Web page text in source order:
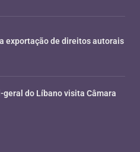
exportação de direitos autorais
geral do Líbano visita Câmara